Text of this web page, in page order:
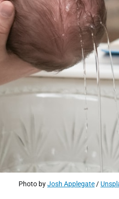
Photo by Josh Applegate /